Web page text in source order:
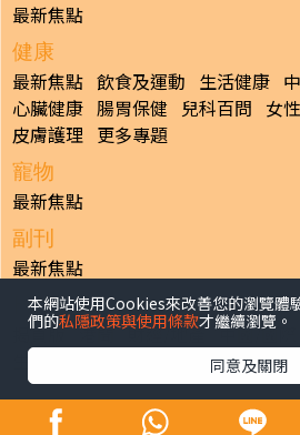
最新焦點
健康
最新焦點 飲食及運動 生活健康
心臟健康 腸胃保健 兒科百問 女
皮膚護理 更多專題
寵物
最新焦點
副刊
最新焦點
日報
揭頁版 港聞 財經/地產 中國/國際
生活副刊
體育 專題/人物
本網站使用Cookies來改善您的瀏覽體
們的私隱政策與使用條款才繼續瀏覽。
同意及關閉